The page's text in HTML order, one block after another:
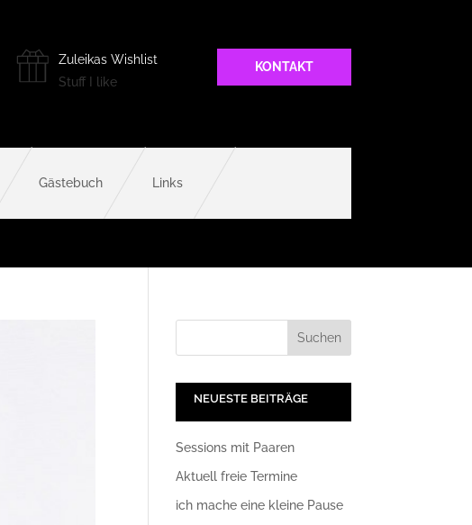
Zuleikas Wishlist
Stuff I like
KONTAKT
Gästebuch Links
NEUESTE BEITRÄGE
Sessions mit Paaren
Aktuell freie Termine
ich mache eine kleine Pause